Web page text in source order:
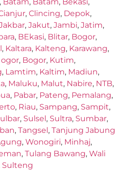
, Clincing, Depok,
, Jakut, Jambi, Jatim,
, BEkasi, Blitar, Bogor,
, Kaltara, Kalteng, Karawang,
ogor, Bogor, Kutim,
, Lamtim, Kaltim, Madiun,
, Maluku, Malut, Nabire, NTB,
, Pabar, Pateng, Pemalang,
, Riau, Sampang, Sampit,
, Sulsel , Sultra, Sumbar,
, Tangsel , Tanjung Jabung
, Wonogiri, Minhaj,
, Tulang Bawang, Wali
Sulteng